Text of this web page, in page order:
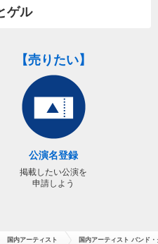
ゲル
【売りたい】
公演名登録
掲載したい公演を
申請しよう
国内アーティスト 国内アーティスト バンド